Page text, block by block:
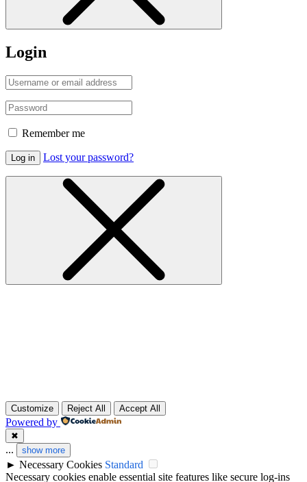
Login
Remember me
Log in Lost your password?
Customize Reject All Accept All
Powered by
✖
... show more
► Necessary Cookies Standard
Necessary cookies enable essential site features like secure log-ins